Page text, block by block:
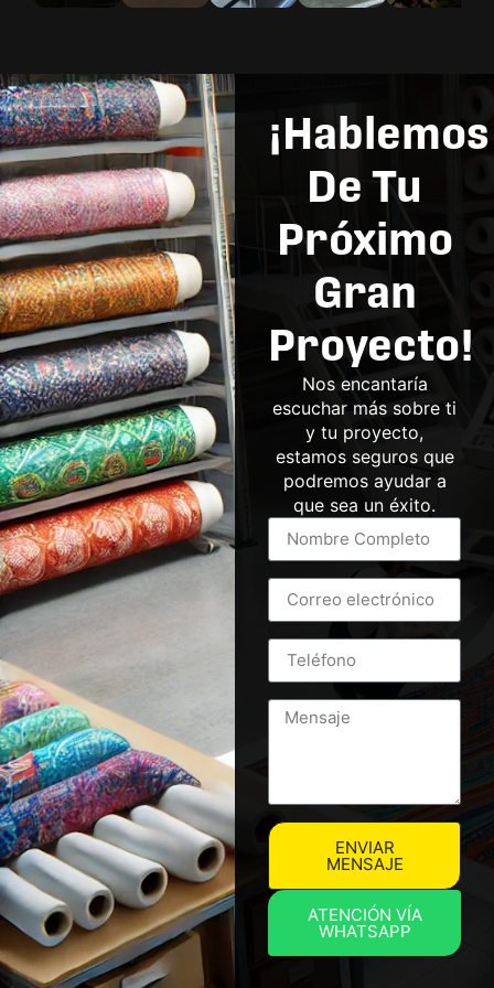
¡Hablemos
De Tu
Próximo
Gran
Proyecto!
Nos encantaría
escuchar más sobre ti
y tu proyecto,
estamos seguros que
podremos ayudar a
que sea un éxito.
ENVIAR
MENSAJE
ATENCIÓN VÍA
WHATSAPP